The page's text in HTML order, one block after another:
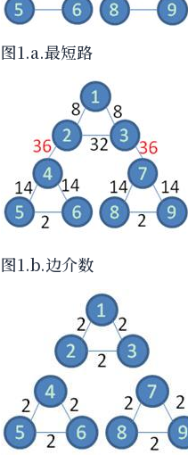
图1.a.最短路
图1.b.边介数